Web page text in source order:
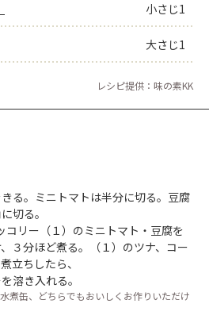
小さじ1
大さじ1
レシピ提供：味の素KK
る。ミニトマトは半分に切る。豆腐
切る。
コリー（１）のミニトマト・豆腐を
３分ほど煮る。（１）のツナ、コー
立ちしたら、
溶き入れる。
煮缶、どちらでもおいしくお作りいただけ